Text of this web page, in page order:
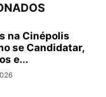
na Cinépolis
se Candidatar,
e...